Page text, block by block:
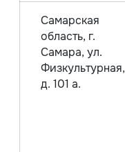
Самарская
область, г.
Самара, ул.
Физкультурная,
д. 101 а.